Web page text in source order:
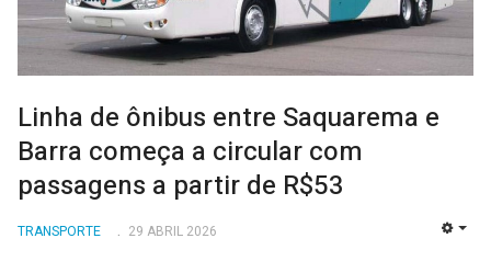
Linha de ônibus entre Saquarema e
Barra começa a circular com
passagens a partir de R$53
TRANSPORTE 29 ABRIL 2026